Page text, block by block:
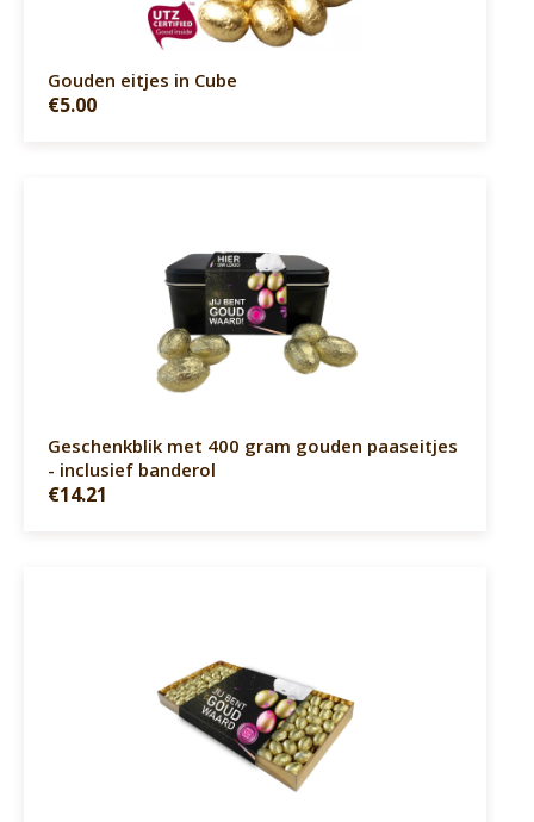
Gouden eitjes in Cube
€5.00
Geschenkblik met 400 gram gouden paaseitjes
- inclusief banderol
€14.21